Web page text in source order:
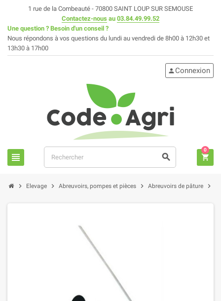
1 rue de la Combeauté - 70800 SAINT LOUP SUR SEMOUSE
Contactez-nous au 03.84.49.99.52
Une question ? Besoin d'un conseil ?
Nous répondons à vos questions du lundi au vendredi de 8h00 à 12h30 et
13h30 à 17h00
view_headline search
person Connexion
shopping_cart
0
chevron_right Elevage chevron_right Abreuvoirs, pompes et pièces chevron_right Abreuvoirs de pâture chevron_right